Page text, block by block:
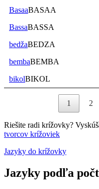
BasaaBASAA
BassaBASSA
bedžaBEDZA
bembaBEMBA
bikolBIKOL
1 2
Riešite radi krížovky?
tvorcov krížoviek
Jazyky do krížovky
Jazyky podľa